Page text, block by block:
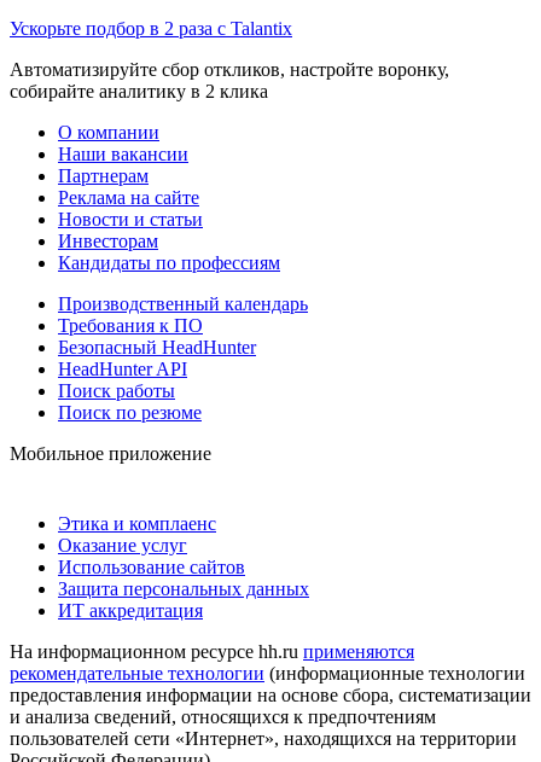
Ускорьте подбор в 2 раза с Talantix
Автоматизируйте сбор откликов, настройте воронку,
собирайте аналитику в 2 клика
О компании
Наши вакансии
Партнерам
Реклама на сайте
Новости и статьи
Инвесторам
Кандидаты по профессиям
Производственный календарь
Требования к ПО
Безопасный HeadHunter
HeadHunter API
Поиск работы
Поиск по резюме
Мобильное приложение
Этика и комплаенс
Оказание услуг
Использование сайтов
Защита персональных данных
ИТ аккредитация
На информационном ресурсе hh.ru применяются
рекомендательные технологии (информационные технологии
предоставления информации на основе сбора, систематизации
и анализа сведений, относящихся к предпочтениям
пользователей сети «Интернет», находящихся на территории